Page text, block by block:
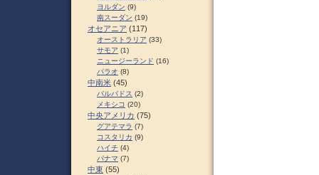
ヨルダン (9)
南スーダン (19)
オセアニア (117)
オーストラリア (33)
サモア (1)
ニュージーランド (16)
パラオ (8)
中南米 (45)
バルバドス (2)
メキシコ (20)
中央アメリカ (75)
グアテマラ (7)
コスタリカ (9)
ハイチ (4)
パナマ (7)
中東 (55)